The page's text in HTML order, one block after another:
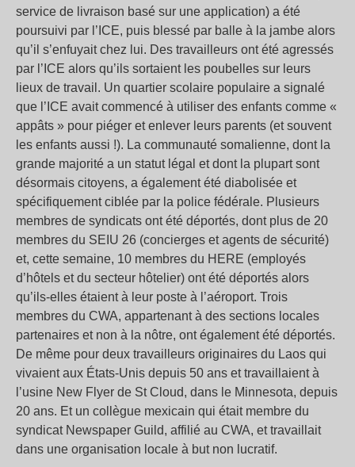
service de livraison basé sur une application) a été
poursuivi par l’ICE, puis blessé par balle à la jambe alors
qu’il s’enfuyait chez lui. Des travailleurs ont été agressés
par l’ICE alors qu’ils sortaient les poubelles sur leurs
lieux de travail. Un quartier scolaire populaire a signalé
que l’ICE avait commencé à utiliser des enfants comme «
appâts » pour piéger et enlever leurs parents (et souvent
les enfants aussi !). La communauté somalienne, dont la
grande majorité a un statut légal et dont la plupart sont
désormais citoyens, a également été diabolisée et
spécifiquement ciblée par la police fédérale. Plusieurs
membres de syndicats ont été déportés, dont plus de 20
membres du SEIU 26 (concierges et agents de sécurité)
et, cette semaine, 10 membres du HERE (employés
d’hôtels et du secteur hôtelier) ont été déportés alors
qu’ils-elles étaient à leur poste à l’aéroport. Trois
membres du CWA, appartenant à des sections locales
partenaires et non à la nôtre, ont également été déportés.
De même pour deux travailleurs originaires du Laos qui
vivaient aux États-Unis depuis 50 ans et travaillaient à
l’usine New Flyer de St Cloud, dans le Minnesota, depuis
20 ans. Et un collègue mexicain qui était membre du
syndicat Newspaper Guild, affilié au CWA, et travaillait
dans une organisation locale à but non lucratif.